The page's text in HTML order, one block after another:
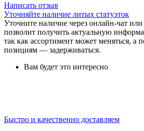
Написать отзыв
Уточняйте наличие литых статуэток
Уточните наличие через онлайн-чат
позволит получить актуальную
так как ассортимент может меняться, а
позициям — задерживаться.
Вам будет это интересно
Быстро и качественно доставляем